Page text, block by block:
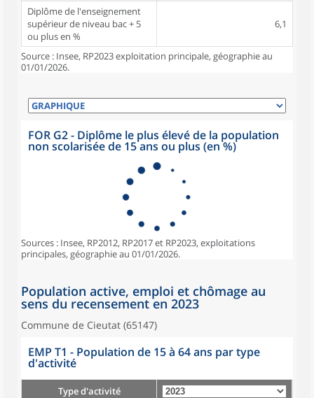
Diplôme de l'enseignement
supérieur de niveau bac + 5
ou plus en %
6,1
Source : Insee, RP2023 exploitation principale, géographie au
01/01/2026.
FOR G2 - Diplôme le plus élevé de la population
non scolarisée de 15 ans ou plus (en %)
Sources : Insee, RP2012, RP2017 et RP2023, exploitations
principales, géographie au 01/01/2026.
Population active, emploi et chômage au
sens du recensement en 2023
Commune de Cieutat (65147)
EMP T1 - Population de 15 à 64 ans par type
d'activité
Type d'activité